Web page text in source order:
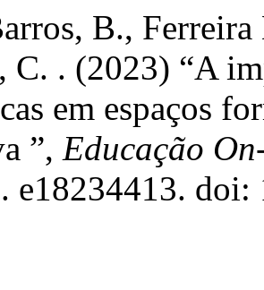
B.,
C. . (2023) “A
em espaços
”, Educação
e18234413.